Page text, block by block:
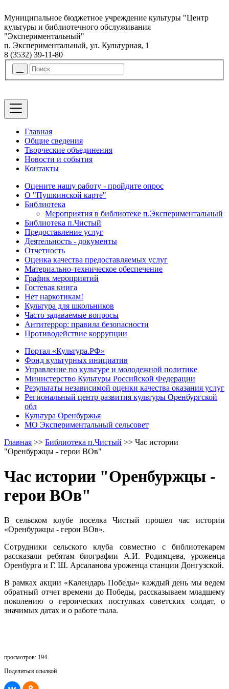
Муниципальное бюджетное учреждение культуры "Центр
культуры и библиотечного обслуживания
"Экспериментальный"
п. Экспериментальный, ул. Культурная, 1
8 (3532) 39-11-80
Главная
Общие сведения
Творческие объединения
Новости и события
Контакты
Оцените нашу работу - пройдите опрос
О "Пушкинской карте"
Библиотека
Мероприятия в библиотеке п.Экспериментальный
Библиотека п.Чистый
Предоставление услуг
Деятельность - документы
Отчетность
Оценка качества предоставляемых услуг
Материально-техническое обеспечение
График мероприятий
Гостевая книга
Нет наркотикам!
Культура для школьников
Часто задаваемые вопросы
Антитеррор: правила безопасности
Противодействие коррупции
Портал «Культура.РФ»
Фонд культурных инициатив
Управление по культуре и молодежной политике
Министерство Культуры Российской Федерации
Результаты независимой оценки качества оказания услуг
Региональный центр развития культуры Оренбургской
обл
Культура Оренбуржья
МО Экспериментальный сельсовет
Главная >> Библиотека п.Чистый >> Час истории
"Оренбуржцы - герои ВОв"
Час истории "Оренбуржцы -
герои ВОв"
В сельском клубе поселка Чистый прошел час истории
«Оренбуржцы - герои ВОв».
Сотрудники сельского клуба совместно с библиотекарем
рассказали ребятам биографии А.И. Родимцева, уроженца
Оренбурга и Г. Ш. Арсаланова уроженца станции Донгузской.
В рамках акции «Календарь Победы» каждый день мы ведем
обратный отчет времени до Победы, рассказываем младшему
поколению о героических поступках советских солдат, о
значимых датах и о работе тыла.
просмотров: 194
Поделиться ссылкой